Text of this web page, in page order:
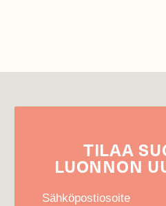
TILAA
LUONNON
Sähköpostiosoite